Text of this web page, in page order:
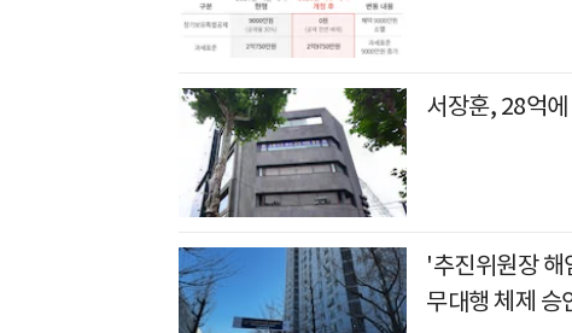
서장훈, 28억
'추진위원장
무대행 체제 승